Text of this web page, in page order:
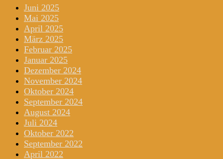
Juni 2025
Mai 2025
April 2025
März 2025
Februar 2025
Januar 2025
Dezember 2024
November 2024
Oktober 2024
September 2024
August 2024
Juli 2024
Oktober 2022
September 2022
April 2022